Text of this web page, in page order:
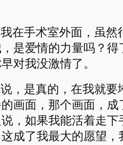
在手术室外面，虽然
是爱情的力量吗？
对我没激情了。
，是真的，在我就要
画面，那个画面，
，如果我能活着走
成了我最大的愿望